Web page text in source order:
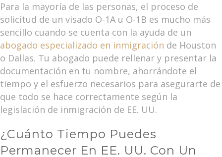
Para la mayoría de las personas, el proceso de
solicitud de un visado O-1A u O-1B es mucho más
sencillo cuando se cuenta con la ayuda de un
abogado especializado en inmigración de Houston
o Dallas. Tu abogado puede rellenar y presentar la
documentación en tu nombre, ahorrándote el
tiempo y el esfuerzo necesarios para asegurarte de
que todo se hace correctamente según la
legislación de inmigración de EE. UU.
¿Cuánto Tiempo Puedes
Permanecer En EE. UU. Con Un